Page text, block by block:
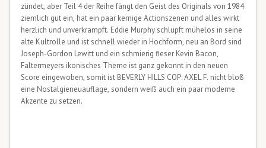
zündet, aber Teil 4 der Reihe fängt den Geist des Originals von 1984
ziemlich gut ein, hat ein paar kernige Actionszenen und alles wirkt
herzlich und unverkrampft. Eddie Murphy schlüpft mühelos in seine
alte Kultrolle und ist schnell wieder in Hochform, neu an Bord sind
Joseph-Gordon Lewitt und ein schmierig fieser Kevin Bacon,
Faltermeyers ikonisches Theme ist ganz gekonnt in den neuen
Score eingewoben, somit ist BEVERLY HILLS COP: AXEL F. nicht bloß
eine Nostalgieneuauflage, sondern weiß auch ein paar moderne
Akzente zu setzen.